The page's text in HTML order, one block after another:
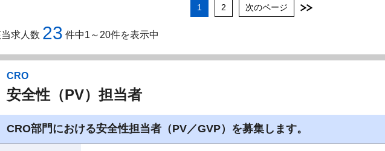
1 2 次のページ
求人数 23 件中1～20件を表示中
CRO
安全性（PV）担当者
CRO部門における安全性担当者（PV／GVP）を募集します。